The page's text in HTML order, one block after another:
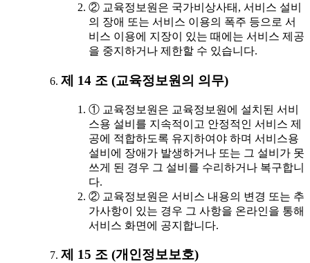
② 교육정보원은 국가비상사태, 서비스 설비
의 장애 또는 서비스 이용의 폭주 등으로 서
비스 이용에 지장이 있는 때에는 서비스 제공
을 중지하거나 제한할 수 있습니다.
제 14 조 (교육정보원의 의무)
① 교육정보원은 교육정보원에 설치된 서비
스용 설비를 지속적이고 안정적인 서비스 제
공에 적합하도록 유지하여야 하며 서비스용
설비에 장애가 발생하거나 또는 그 설비가 못
쓰게 된 경우 그 설비를 수리하거나 복구합니
다.
② 교육정보원은 서비스 내용의 변경 또는 추
가사항이 있는 경우 그 사항을 온라인을 통해
서비스 화면에 공지합니다.
제 15 조 (개인정보보호)